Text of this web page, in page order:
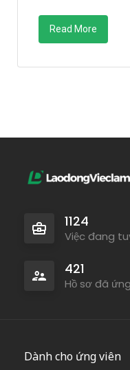
Read More
1124
Việc đang
421
Hồ sơ đã
Dành cho ứng viên